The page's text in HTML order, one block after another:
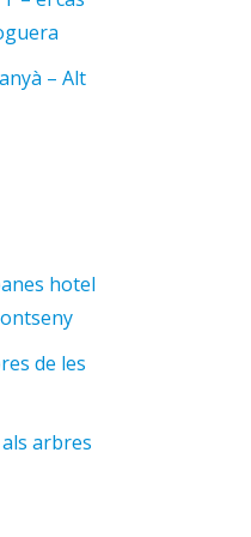
– Alt
hotel
de les
arbres